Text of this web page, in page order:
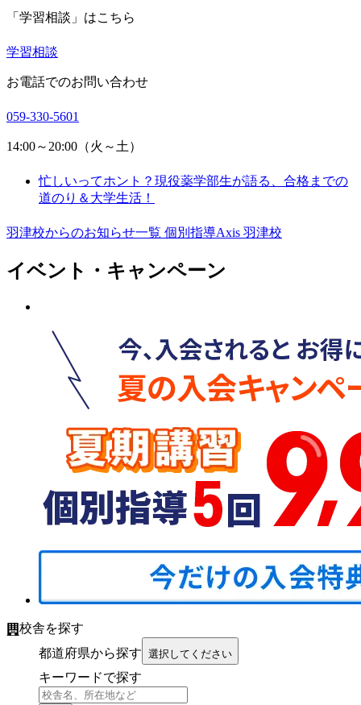
「学習相談」はこちら
学習相談
お電話でのお問い合わせ
059-330-5601
14:00～20:00（火～土）
忙しいってホント？現役薬学部生が語る、合格までの
道のり＆大学生活！
羽津校からのお知らせ一覧 個別指導Axis 羽津校
イベント・キャンペーン
校舎を探す
都道府県から探す 選択してください
キーワードで探す